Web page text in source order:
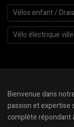
Vélos enfant /
Vélo électrique ville
Bienvenue dans
passion et expertise
complète répondant